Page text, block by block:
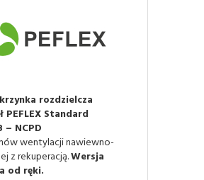
rozdzielcza
PEFLEX Standard
– NCPD
wentylacji nawiewno-
z rekuperacją.Wersja
od ręki.